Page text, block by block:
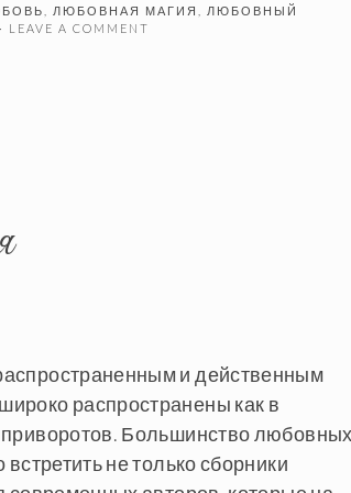
ЛЮБОВНАЯ МАГИЯ
ЛЮБОВНЫЙ
· LEAVE A COMMENT
и действенным
распространены как в
Большинство
не только сборники